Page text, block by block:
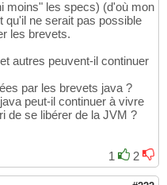
moins" les specs) (d'où mon
qu'il ne serait pas possible
les brevets.
autres peuvent-il continuer
par les brevets java ?
peut-il continuer à vivre
de se libérer de la JVM ?
1
2